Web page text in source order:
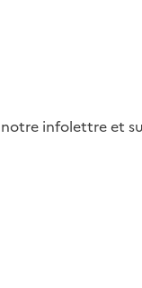
infolettre et